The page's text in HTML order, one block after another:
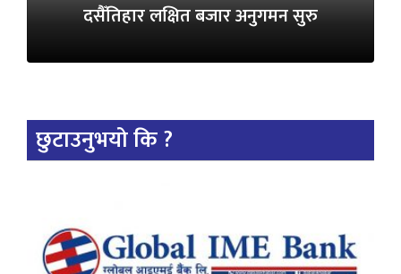
दसैँतिहार लक्षित बजार अनुगमन सुरु
छुटाउनुभयो कि ?